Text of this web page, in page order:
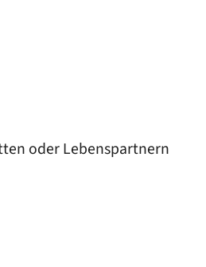
oder Lebenspartnern